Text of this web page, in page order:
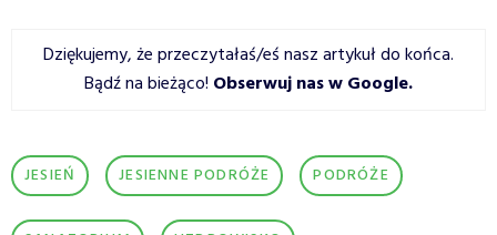
Dziękujemy, że przeczytałaś/eś nasz artykuł do końca.
Bądź na bieżąco! Obserwuj nas w Google.
JESIEŃ JESIENNE PODRÓŻE PODRÓŻE